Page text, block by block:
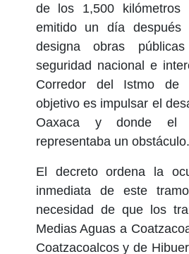
de los 1,500
emitido un día
designa obras
seguridad nacional e
Corredor del Istmo de
objetivo es impulsar el
Oaxaca y donde el
representaba un obstáculo.
El decreto ordena la
inmediata de este
necesidad de que los
Medias Aguas a
Coatzacoalcos y de